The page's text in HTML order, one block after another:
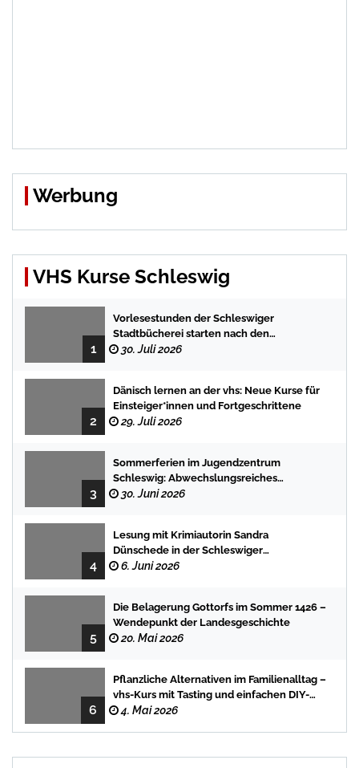
Werbung
VHS Kurse Schleswig
1
Vorlesestunden der Schleswiger
Stadtbücherei starten nach den
Sommerferien mit spannenden
30. Juli 2026
2
Dänisch lernen an der vhs: Neue Kurse für
Einsteiger*innen und Fortgeschrittene
29. Juli 2026
3
Sommerferien im Jugendzentrum
Schleswig: Abwechslungsreiches
Programm für Kinder und Jugendliche
30. Juni 2026
4
Lesung mit Krimiautorin Sandra
Dünschede in der Schleswiger
Stadtbücherei
6. Juni 2026
5
Die Belagerung Gottorfs im Sommer 1426 –
Wendepunkt der Landesgeschichte
20. Mai 2026
6
Pflanzliche Alternativen im Familienalltag –
vhs-Kurs mit Tasting und einfachen DIY-
Rezepten
4. Mai 2026